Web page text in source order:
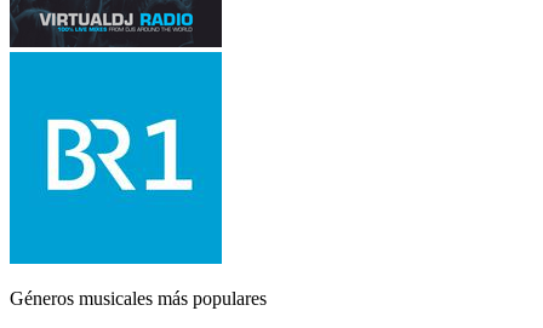
Géneros musicales más populares